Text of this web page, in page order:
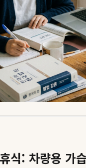
식: 차량용 가